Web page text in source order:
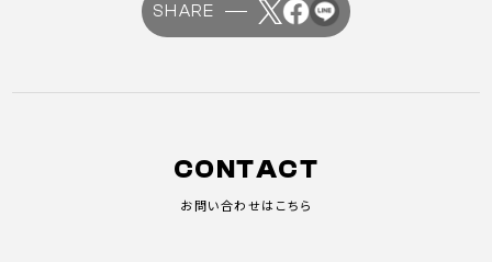
SHARE
CONTACT
お問い合わせはこちら